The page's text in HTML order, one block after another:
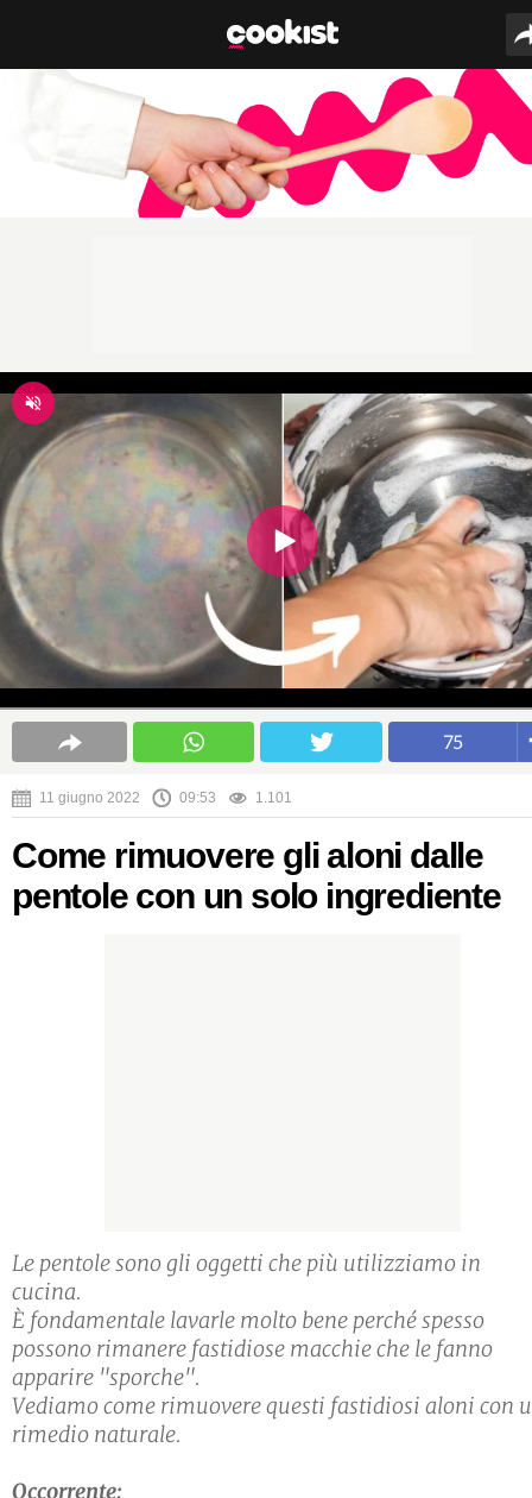
75
11 giugno 2022 09:53 1.101
Come rimuovere gli aloni dalle
pentole con un solo ingrediente
Le pentole sono gli oggetti che più utilizziamo in
cucina.
È fondamentale lavarle molto bene perché spesso
possono rimanere fastidiose macchie che le fanno
apparire "sporche".
Vediamo come rimuovere questi fastidiosi aloni con
rimedio naturale.
Occorrente: